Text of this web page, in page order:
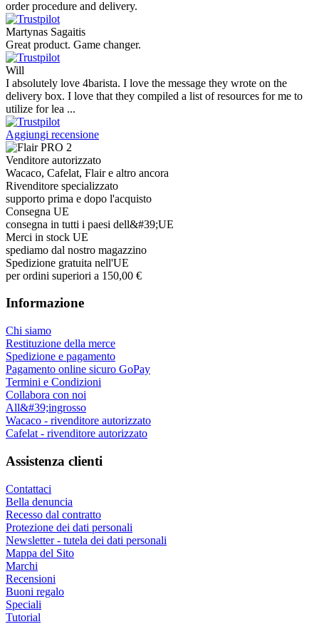
order procedure and delivery.
Martynas Sagaitis
Great product. Game changer.
Will
I absolutely love 4barista. I love the message they wrote on the
delivery box. I love that they compiled a list of resources for me to
utilize for lea ...
Aggiungi recensione
Venditore autorizzato
Wacaco, Cafelat, Flair e altro ancora
Rivenditore specializzato
supporto prima e dopo l'acquisto
Consegna UE
consegna in tutti i paesi dell&#39;UE
Merci in stock UE
spediamo dal nostro magazzino
Spedizione gratuita nell'UE
per ordini superiori a 150,00 €
Informazione
Chi siamo
Restituzione della merce
Spedizione e pagamento
Pagamento online sicuro GoPay
Termini e Condizioni
Collabora con noi
All&#39;ingrosso
Wacaco - rivenditore autorizzato
Cafelat - rivenditore autorizzato
Assistenza clienti
Contattaci
Bella denuncia
Recesso dal contratto
Protezione dei dati personali
Newsletter - tutela dei dati personali
Mappa del Sito
Marchi
Recensioni
Buoni regalo
Speciali
Tutorial